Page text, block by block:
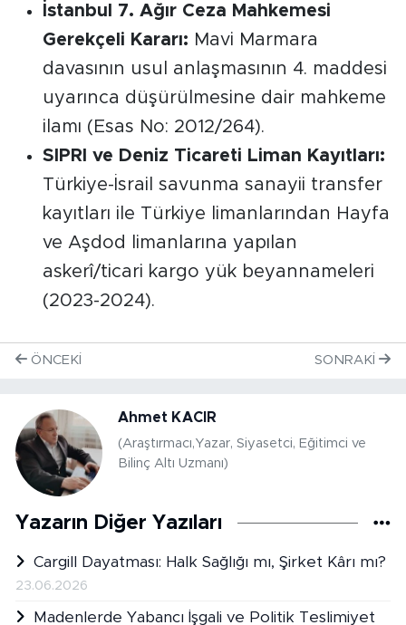
İstanbul 7. Ağır Ceza Mahkemesi
Gerekçeli Kararı: Mavi Marmara
davasının usul anlaşmasının 4. maddesi
uyarınca düşürülmesine dair mahkeme
ilamı (Esas No: 2012/264).
SIPRI ve Deniz Ticareti Liman Kayıtları:
Türkiye-İsrail savunma sanayii transfer
kayıtları ile Türkiye limanlarından Hayfa
ve Aşdod limanlarına yapılan
askerî/ticari kargo yük beyannameleri
(2023-2024).
ÖNCEKI SONRAKI
Ahmet KACIR
(Araştırmacı,Yazar, Siyasetci, Eğitimci ve
Bilinç Altı Uzmanı)
Yazarın Diğer Yazıları
Cargill Dayatması: Halk Sağlığı mı, Şirket Kârı mı?
23.06.2026
Madenlerde Yabancı İşgali ve Politik Teslimiyet